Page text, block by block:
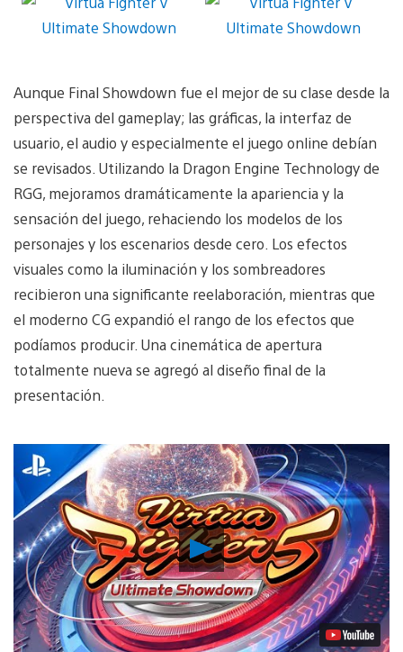
Aunque Final Showdown fue el mejor de su clase desde la
perspectiva del gameplay; las gráficas, la interfaz de
usuario, el audio y especialmente el juego online debían
se revisados. Utilizando la Dragon Engine Technology de
RGG, mejoramos dramáticamente la apariencia y la
sensación del juego, rehaciendo los modelos de los
personajes y los escenarios desde cero. Los efectos
visuales como la iluminación y los sombreadores
recibieron una significante reelaboración, mientras que
el moderno CG expandió el rango de los efectos que
podíamos producir. Una cinemática de apertura
totalmente nueva se agregó al diseño final de la
presentación.
Reproducir
Video